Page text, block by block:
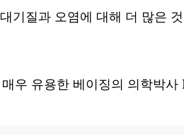
대기질과 오염에 대해 더 많은
매우 유용한 베이징의 의학박